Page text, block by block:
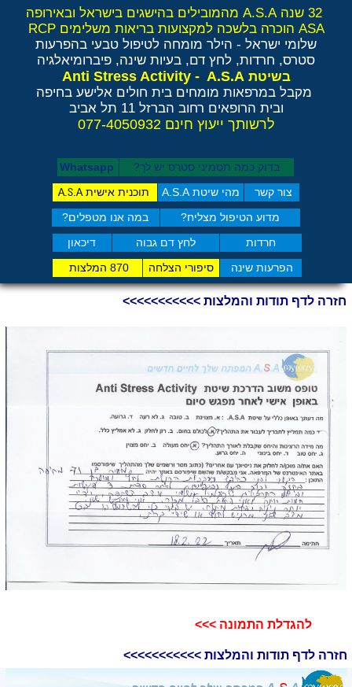
צור קשר מהי שיטת A.S.A תוכנית אישיתA.S.A
חרדות לחץ דם גבוה דיכאון
מדוע הטיפול מצליח? במה אנו מטפלים?
הפרעות שינה סיפורי הצלחה 870 המלצות
בדוק כמה תסמיני סט​רס יש לך? Whatsapp
32 שנה A.S.A מהמובילים בהישגים בישראל ובאירופה
ASA הוכרה בלשכה למקצועות בריאות משלימים RCP
שלומי ישראל - הילר מומחה לטיפול טבעי בהפרעות
סטרס, חרדות, לחץ דם, בעיות שינה, פיברומיאלגיה
בשיטת Anti Stress Activity - A.S.A
מקבל במרפאות מומחים בית חולים אלישע בחיפה
ובית הרופאים רחוב הברזל 11 תל אביב
לרשותך ייעוץ חינם 077-4050932
חזרה לדף תודות והמלצות >>>>>>>>>>>
חזרה לדף תודות והמלצות >>>>>>>>>>>
להגדלת התמונה >>>​